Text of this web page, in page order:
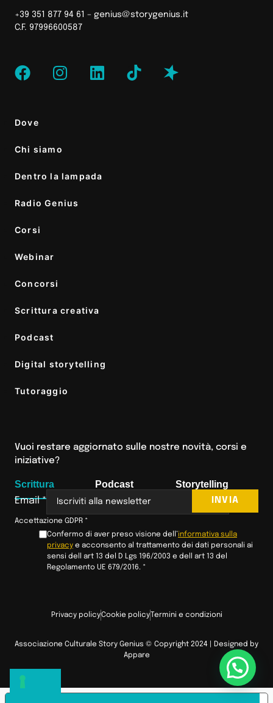
+39 351 877 94 61 – genius@storygenius.it
C.F. 97996600587
Dove
Chi siamo
Dentro la lampada
Radio Genius
Corsi
Webinar
Concorsi
Scrittura creativa
Podcast
Digital storytelling
Tutoraggio
Vuoi restare aggiornato sulle nostre novità, corsi e
iniziative?
Scrittura
Email*
Accettazione GDPR *
Confermo di aver preso visione dell’informativa sulla
privacy e acconsento al trattamento dei dati personali ai
sensi dell art 13 del D Lgs 196/2003 e dell art 13 del
Regolamento UE 679/2016. *
INVIA
Podcast Storytelling
Associazione Culturale Story Genius © Copyright 2024 | Designed by
Appare
Privacy policyCookie policy Termini e condizioni